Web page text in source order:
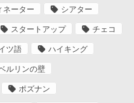
ネーター シアター
スタートアップ チェコ
ツ語 ハイキング
ルリンの壁
ポズナン